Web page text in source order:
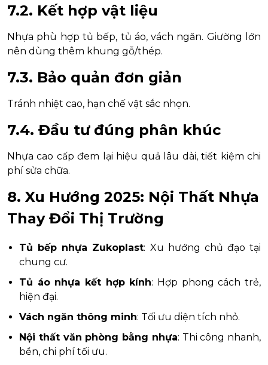
7.2. Kết hợp vật liệu
Nhựa phù hợp tủ bếp, tủ áo, vách ngăn. Giường lớn
nên dùng thêm khung gỗ/thép.
7.3. Bảo quản đơn giản
Tránh nhiệt cao, hạn chế vật sắc nhọn.
7.4. Đầu tư đúng phân khúc
Nhựa cao cấp đem lại hiệu quả lâu dài, tiết kiệm chi
phí sửa chữa.
8. Xu Hướng 2025: Nội Thất Nhựa
Thay Đổi Thị Trường
Tủ bếp nhựa Zukoplast: Xu hướng chủ đạo tại
chung cư.
Tủ áo nhựa kết hợp kính: Hợp phong cách trẻ,
hiện đại.
Vách ngăn thông minh: Tối ưu diện tích nhỏ.
Nội thất văn phòng bằng nhựa: Thi công nhanh,
bền, chi phí tối ưu.